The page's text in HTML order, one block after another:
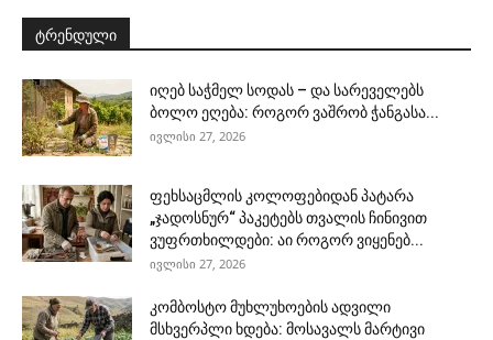
ტრენდული
იღებ საჭმელ სოდას – და სარეველებს
ბოლო ეღება: როგორ ვაშრობ ჭანგასა...
ივლისი 27, 2026
ფეხსაცმლის კოლოფებიდან პატარა
„ჯადოსნურ“ პაკეტებს თვალის ჩინივით
ვუფრთხილდები: აი როგორ ვიყენებ...
ივლისი 27, 2026
კომბოსტო მუხლუხოების ადვილი
მსხვერპლი ხდება: მოსავალს მარტივი